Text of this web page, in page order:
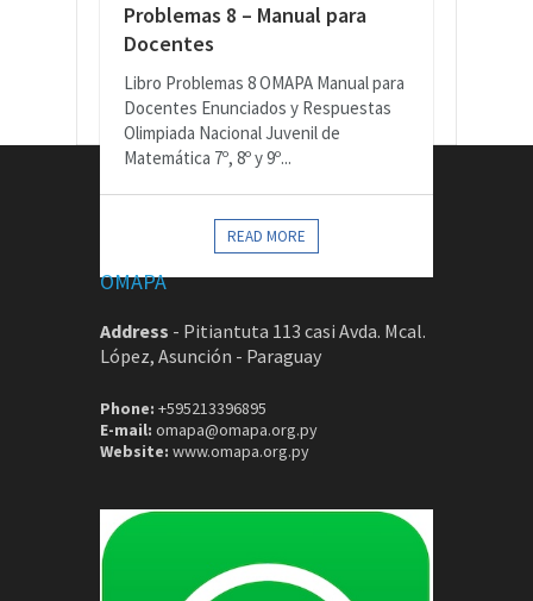
Problemas 8 – Manual para
Docentes
Libro Problemas 8 OMAPA Manual para
Docentes Enunciados y Respuestas
Olimpiada Nacional Juvenil de
Matemática 7º, 8º y 9º...
READ MORE
OMAPA
Address - Pitiantuta 113 casi Avda. Mcal.
López, Asunción - Paraguay
Phone: +595213396895
E-mail: omapa@omapa.org.py
Website: www.omapa.org.py